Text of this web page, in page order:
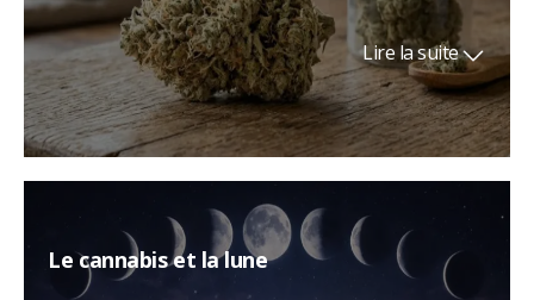
Lire la suite
Le cannabis et la lune